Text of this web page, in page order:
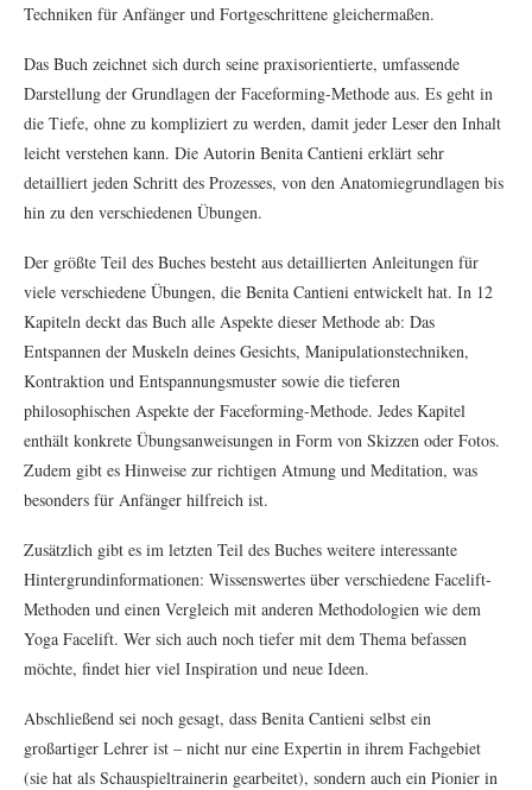
Techniken für Anfänger und Fortgeschrittene gleichermaßen.
Das Buch zeichnet sich durch seine praxisorientierte, umfassende
Darstellung der Grundlagen der Faceforming-Methode aus. Es geht in
die Tiefe, ohne zu kompliziert zu werden, damit jeder Leser den Inhalt
leicht verstehen kann. Die Autorin Benita Cantieni erklärt sehr
detailliert jeden Schritt des Prozesses, von den Anatomiegrundlagen bis
hin zu den verschiedenen Übungen.
Der größte Teil des Buches besteht aus detaillierten Anleitungen für
viele verschiedene Übungen, die Benita Cantieni entwickelt hat. In 12
Kapiteln deckt das Buch alle Aspekte dieser Methode ab: Das
Entspannen der Muskeln deines Gesichts, Manipulationstechniken,
Kontraktion und Entspannungsmuster sowie die tieferen
philosophischen Aspekte der Faceforming-Methode. Jedes Kapitel
enthält konkrete Übungsanweisungen in Form von Skizzen oder Fotos.
Zudem gibt es Hinweise zur richtigen Atmung und Meditation, was
besonders für Anfänger hilfreich ist.
Zusätzlich gibt es im letzten Teil des Buches weitere interessante
Hintergrundinformationen: Wissenswertes über verschiedene Facelift-
Methoden und einen Vergleich mit anderen Methodologien wie dem
Yoga Facelift. Wer sich auch noch tiefer mit dem Thema befassen
möchte, findet hier viel Inspiration und neue Ideen.
Abschließend sei noch gesagt, dass Benita Cantieni selbst ein
großartiger Lehrer ist – nicht nur eine Expertin in ihrem Fachgebiet
(sie hat als Schauspieltrainerin gearbeitet), sondern auch ein Pionier in